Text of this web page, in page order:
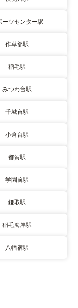
ーツセンター駅
作草部駅
稲毛駅
みつわ台駅
千城台駅
小倉台駅
都賀駅
学園前駅
鎌取駅
稲毛海岸駅
八幡宿駅